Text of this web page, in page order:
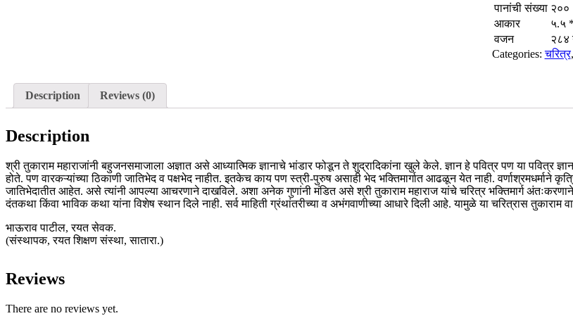
पानांची संख्या २००
आकार
५.५
वजन
२८४
Categories:चरित्र
Description Reviews (0)
Description
श्री तुकाराम महाराजांनी बहुजनसमाजाला अज्ञात असे आध्यात्मिक ज्ञानाचे भांडार फोडून ते शुद्रादिकांना खुले केले. ज्ञान हे पवित्र पण या पवित्र
होते. पण वारकऱ्यांच्या ठिकाणी जातिभेद व पक्षभेद नाहीत. इतकेच काय पण स्त्री-पुरुष असाही भेद भक्तिमार्गात आढळून येत नाही. वर्णाश्रमधर्माने
जातिभेदातीत आहेत. असे त्यांनी आपल्या आचरणाने दाखविले. अशा अनेक गुणांनी मंडित असे श्री तुकाराम महाराज यांचे चरित्र भक्तिमार्ग
दंतकथा किंवा भाविक कथा यांना विशेष स्थान दिले नाही. सर्व माहिती ग्रंथांतरीच्या व अभंगवाणीच्या आधारे दिली आहे. यामुळे या चरित्रास तुकाराम
भाऊराव पाटील, रयत सेवक.
(संस्थापक, रयत शिक्षण संस्था, सातारा.)
Reviews
There are no reviews yet.